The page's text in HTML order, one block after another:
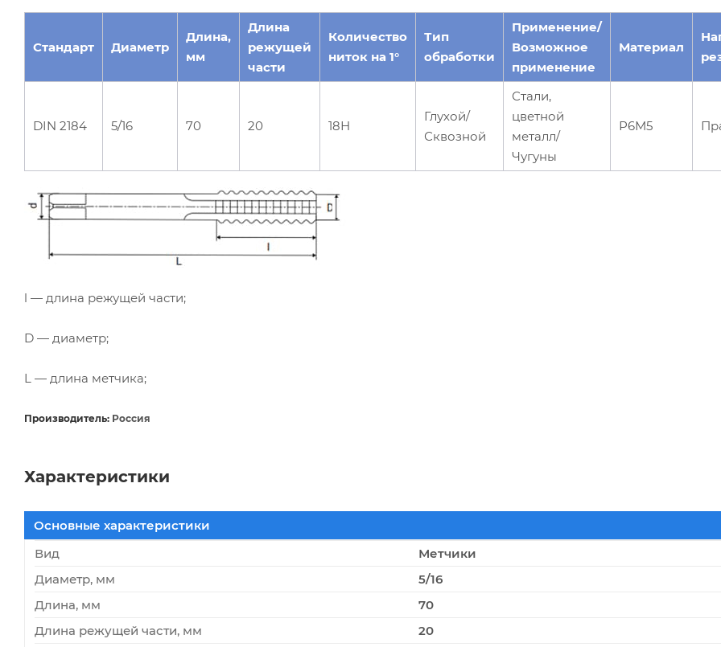
Стандарт Диаметр
Длина,
мм
Длина
режущей
части
Количество
ниток на 1°
Тип
обработки
Применение/
Возможное
применение
Материал
DIN 2184 5/16 70 20 18Н
Глухой/
Сквозной
Стали,
цветной
металл/
Чугуны
Р6М5
l — длина режущей части;
D — диаметр;
L — длина метчика;
Производитель: Россия
Характеристики
Основные характеристики
Вид
Метчики
Диаметр, мм
5/16
Длина, мм
70
Длина режущей части, мм
20